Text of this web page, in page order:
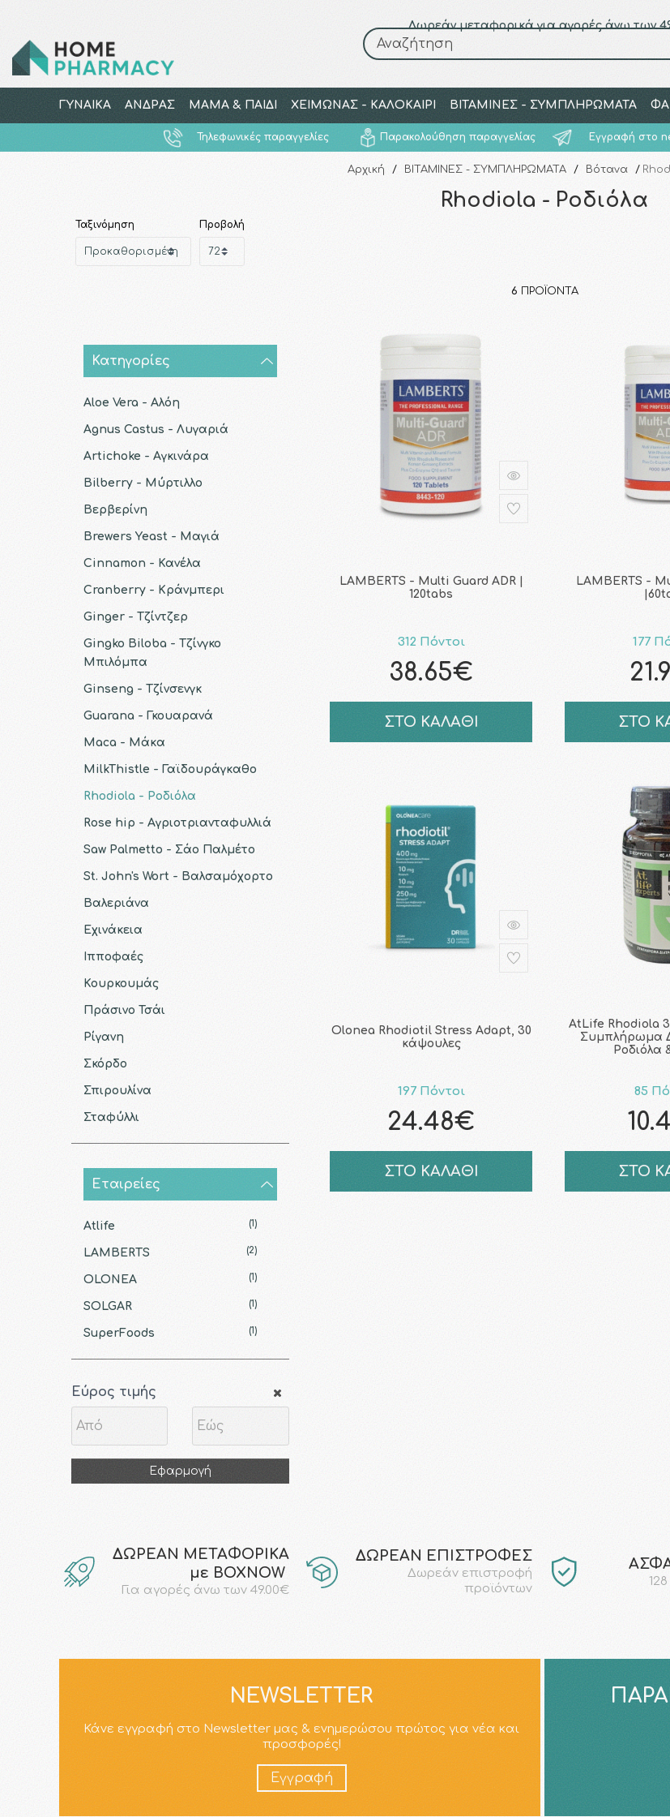
Δωρεάν μεταφορικά για αγορές άνω των
Αναζήτηση
ΓΥΝΑΙΚΑ ΑΝΔΡΑΣ ΜΑΜΑ & ΠΑΙΔΙ ΧΕΙΜΩΝΑΣ - ΚΑΛΟΚΑΙΡΙ ΒΙΤΑΜΙΝΕΣ - ΣΥΜΠΛΗΡΩΜΑΤΑ
Τηλεφωνικές παραγγελίες Παρακολούθηση παραγγελίας Εγγραφή στο
Αναζήτηση
Αρχική / ΒΙΤΑΜΙΝΕΣ - ΣΥΜΠΛΗΡΩΜΑΤΑ / Βότανα /
Rhodiola - Ροδιόλα
Ταξινόμηση Προβολή
6 ΠΡΟΪΌΝΤΑ
Κατηγορίες
Aloe Vera - Αλόη
Agnus Castus - Λυγαριά
Artichoke - Αγκινάρα
Bilberry - Μύρτιλλο
Βερβερίνη
Brewers Yeast - Μαγιά
Cinnamon - Κανέλα
Cranberry - Κράνμπερι
Ginger - Τζίντζερ
Gingko Biloba - Τζίνγκο
Μπιλόμπα
Ginseng - Τζίνσενγκ
Guarana - Γκουαρανά
Maca - Μάκα
MilkThistle - Γαϊδουράγκαθο
Rhodiola - Ροδιόλα
Rose hip - Αγριοτριανταφυλλιά
Saw Palmetto - Σάο Παλμέτο
St. John's Wort - Βαλσαμόχορτο
Βαλεριάνα
Εχινάκεια
Iπποφαές
Κουρκουμάς
Πράσινο Τσάι
Ρίγανη
Σκόρδο
Σπιρουλίνα
Σταφύλλι
Εταιρείες
Atlife (1)
LAMBERTS (2)
OLONEA (1)
SOLGAR (1)
SuperFoods (1)
Εύρος τιμής
Εφαρμογή
LAMBERTS - Multi Guard ADR |
120tabs
312 Πόντοι
38.65€
ΣΤΟ ΚΑΛΑΘΙ
LAMBERTS -
177
ΣΤΟ
Olonea Rhodiotil Stress Adapt, 30
κάψουλες
197 Πόντοι
24.48€
ΣΤΟ ΚΑΛΑΘΙ
AtLife Rhodiola
Συμπλήρωμα
Ροδιόλα
85
ΣΤΟ
ΔΩΡΕΑΝ ΜΕΤΑΦΟΡΙΚΑ
με ΒΟΧΝΟW
Για αγορές άνω των 49.00€
ΔΩΡΕΑΝ ΕΠΙΣΤΡΟΦΕΣ
Δωρεάν επιστροφή
προϊόντων
NEWSLETTER
Κάνε εγγραφή στο Newsletter μας & ενημερώσου πρώτος για νέα και
προσφορές!
Εγγραφή